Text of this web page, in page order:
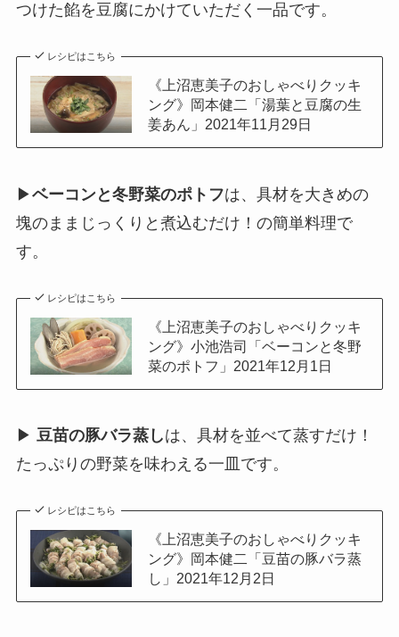
つけた餡を豆腐にかけていただく一品です。
レシピはこちら
《上沼恵美子のおしゃべりクッキ
ング》岡本健二「湯葉と豆腐の生
姜あん」2021年11月29日
▶ベーコンと冬野菜のポトフは、具材を大きめの
塊のままじっくりと煮込むだけ！の簡単料理で
す。
レシピはこちら
《上沼恵美子のおしゃべりクッキ
ング》小池浩司「ベーコンと冬野
菜のポトフ」2021年12月1日
▶ 豆苗の豚バラ蒸しは、具材を並べて蒸すだけ！
たっぷりの野菜を味わえる一皿です。
レシピはこちら
《上沼恵美子のおしゃべりクッキ
ング》岡本健二「豆苗の豚バラ蒸
し」2021年12月2日